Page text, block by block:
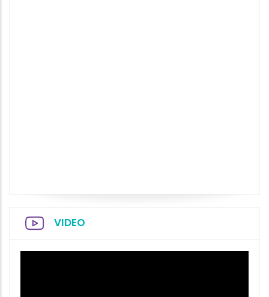
VIDEO